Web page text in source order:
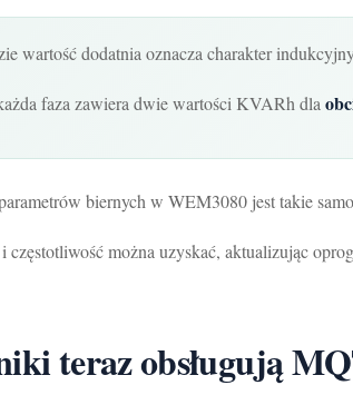
wartość dodatnia oznacza charakter
faza zawiera dwie wartości KVARh dla
biernych w WEM3080 jest takie
częstotliwość można uzyskać, aktualizując
teraz obsługują